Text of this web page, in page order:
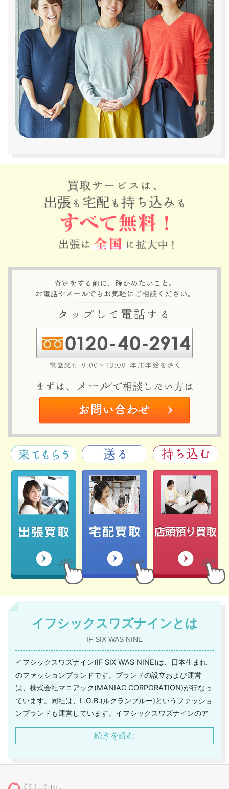
イフシックスワズナインとは
IF SIX WAS NINE
イフシックスワズナイン(IF SIX WAS NINE)は、日本生まれ
のファッションブランドです。ブランドの設立および運営
は、株式会社マニアック(MANIAC CORPORATION)が行なっ
ています。同社は、L.G.B.(ルグランブルー)というファッショ
ンブランドも運営しています。イフシックスワズナインのア
イテムは、エアロスミスやマドンナ、ジャネット・ジャクソ
ンといった海外の有名アーティスト達も愛用者として広く知
ァンになるというケースも、決して少なくはありません。ラ
続きを読む